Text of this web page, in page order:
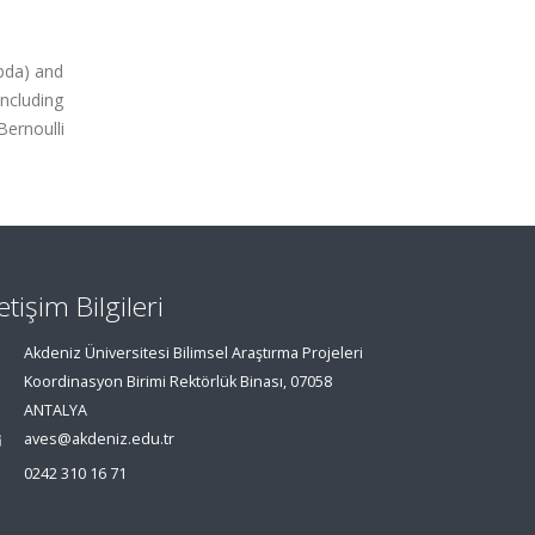
and
Bilgileri
Akdeniz Üniversitesi Bilimsel Araştırma Projeleri
Koordinasyon Birimi Rektörlük Binası, 07058
ANTALYA
aves@akdeniz.edu.tr
0242 310 16 71